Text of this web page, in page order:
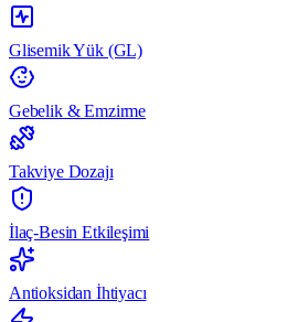
Glisemik Yük (GL)
Gebelik & Emzirme
Takviye Dozajı
İlaç-Besin Etkileşimi
Antioksidan İhtiyacı